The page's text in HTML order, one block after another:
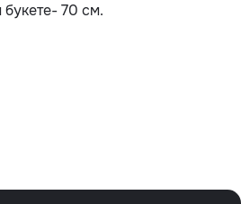
70 см.